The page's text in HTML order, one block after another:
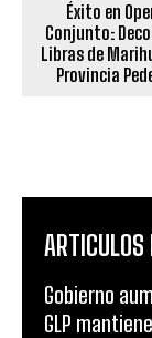
Éxito en
Conjunto:
Libras de
Provincia
ARTICULOS
Gobierno
GLP